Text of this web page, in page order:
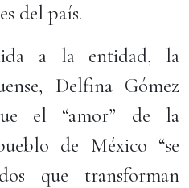
del país.
a la entidad, la
Delfina Gómez
el “amor” de la
de México “se
que transforman